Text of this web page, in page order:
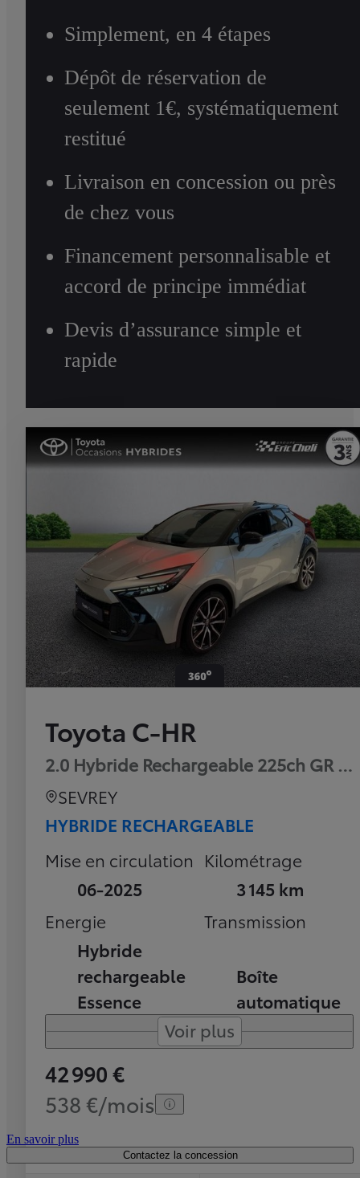
Simplement, en 4 étapes
Dépôt de réservation de
seulement 1€, systématiquement
restitué
Livraison en concession ou près
de chez vous
Financement personnalisable et
accord de principe immédiat
Devis d’assurance simple et
rapide
Toyota C-HR
2.0 Hybride Rechargeable 225ch GR
SEVREY
HYBRIDE RECHARGEABLE
Mise en circulation
06-2025
Kilométrage
3 145 km
Energie
Hybride
rechargeable
Essence
Transmission
Boîte
automatique
Voir plus
42 990 €
538 €/mois
En savoir plus
Contactez la concession